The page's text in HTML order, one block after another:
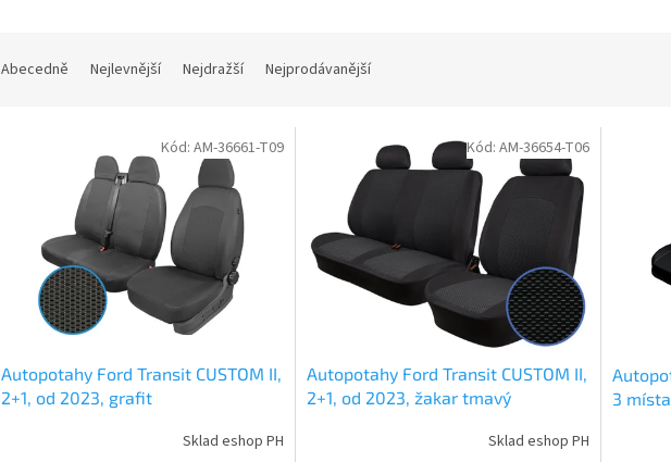
Abecedně Nejlevnější Nejdražší Nejprodávanější
Autopotahy Ford Transit CUSTOM II,
2+1, od 2023, grafit
Sklad eshop PH
Kód: AM-36661-T09
Autopotahy Ford Transit CUSTOM II,
2+1, od 2023, žakar tmavý
Sklad eshop PH
Kód: AM-36654-T06
3